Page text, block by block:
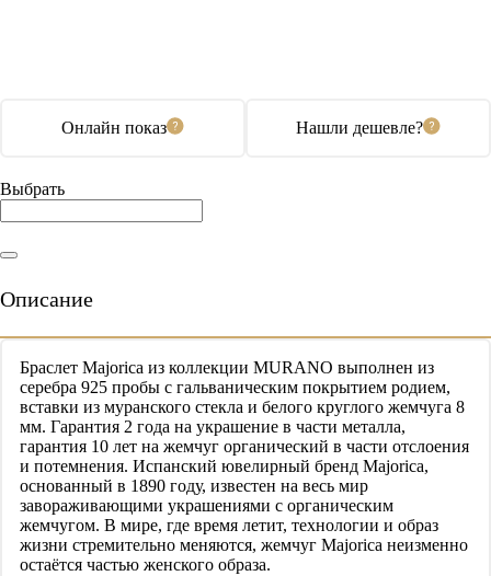
Онлайн показ Нашли дешевле?
Выбрать
Описание
Браслет Majorica из коллекции MURANO выполнен из
серебра 925 пробы с гальваническим покрытием родием,
вставки из муранского стекла и белого круглого жемчуга 8
мм. Гарантия 2 года на украшение в части металла,
гарантия 10 лет на жемчуг органический в части отслоения
и потемнения. Испанский ювелирный бренд Majorica,
основанный в 1890 году, известен на весь мир
завораживающими украшениями c органическим
жемчугом. В мире, где время летит, технологии и образ
жизни стремительно меняются, жемчуг Majorica неизменно
остаётся частью женского образа.